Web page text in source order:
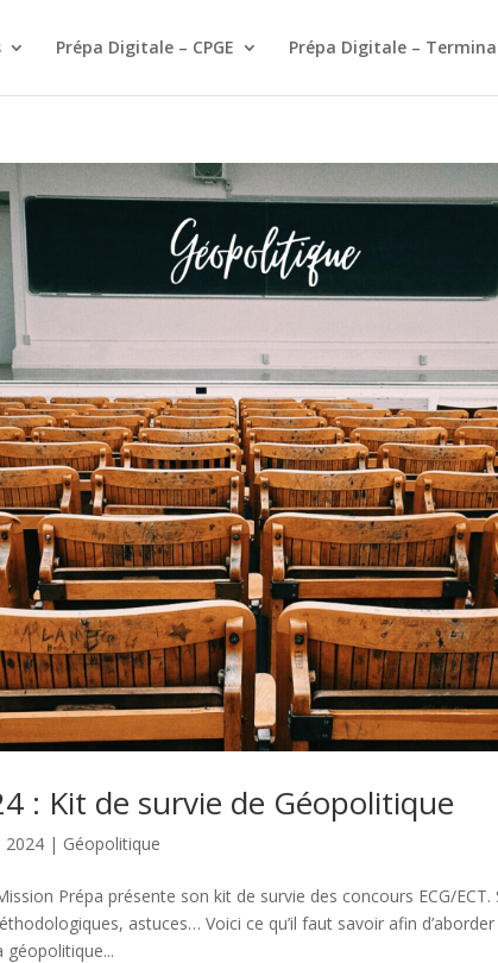
Prépa Digitale – CPGE Prépa Digitale –
: Kit de survie de Géopolitique
2024 | Géopolitique
Prépa présente son kit de survie des concours ECG/
astuces… Voici ce qu’il faut savoir afin
géopolitique...